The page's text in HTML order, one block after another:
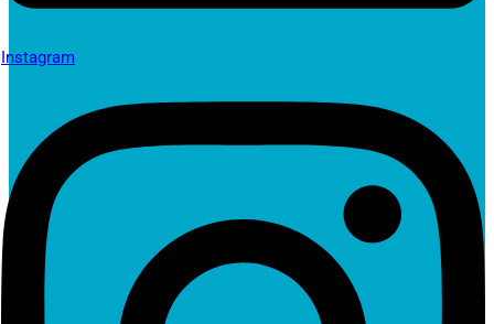
Instagram